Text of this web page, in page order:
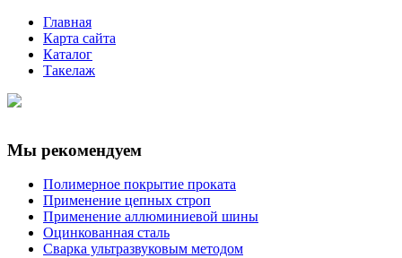
Главная
Карта сайта
Каталог
Такелаж
Мы рекомендуем
Полимерное покрытие проката
Применение цепных строп
Применение аллюминиевой шины
Оцинкованная сталь
Сварка ультразвуковым методом